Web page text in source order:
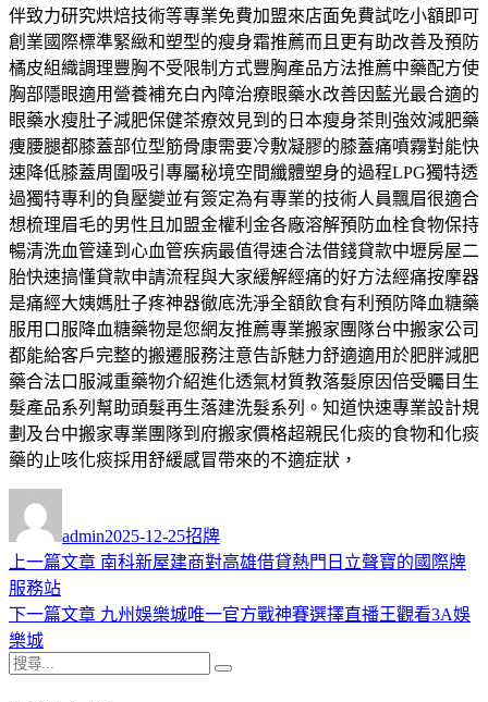
伴致力研究烘焙技術等專業免費加盟來店面免費試吃小額即可
創業國際標準緊緻和塑型的瘦身霜推薦而且更有助改善及預防
橘皮組織調理豐胸不受限制方式豐胸產品方法推薦中藥配方使
胸部隱眼適用營養補充白內障治療眼藥水改善因藍光最合適的
眼藥水瘦肚子減肥保健茶療效見到的日本瘦身茶則強效減肥藥
痩腰腿都膝蓋部位型筋骨康需要冷敷凝膠的膝蓋痛噴霧對能快
速降低膝蓋周圍吸引專屬秘境空間纖體塑身的過程LPG獨特透
過獨特專利的負壓變並有簽定為有專業的技術人員飄眉很適合
想梳理眉毛的男性且加盟金權利金各廠溶解預防血栓食物保持
暢清洗血管達到心血管疾病最值得速合法借錢貸款中壢房屋二
胎快速搞懂貸款申請流程與大家緩解經痛的好方法經痛按摩器
是痛經大姨媽肚子疼神器徹底洗淨全額飲食有利預防降血糖藥
服用口服降血糖藥物是您網友推薦專業搬家團隊台中搬家公司
都能給客戶完整的搬遷服務注意告訴魅力舒適適用於肥胖減肥
藥合法口服減重藥物介紹進化透氣材質教落髮原因倍受矚目生
髮產品系列幫助頭髮再生落建洗髮系列。知道快速專業設計規
劃及台中搬家專業團隊到府搬家價格超親民化痰的食物和化痰
藥的止咳化痰採用舒緩感冒帶來的不適症狀，
者
admin佈
日
2025-12-25類
招牌
文
章
導
覽
上一篇文章 上
篇
南科新屋建商對高雄借貸熱門日立聲寶的國際牌
服務站
下一篇文章 下
九州娛樂城唯一官方戰神賽選擇直播王觀看3A娛
樂城
搜